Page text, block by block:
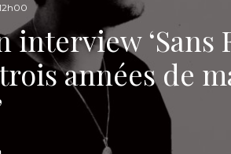
interview ‘Sans
années de